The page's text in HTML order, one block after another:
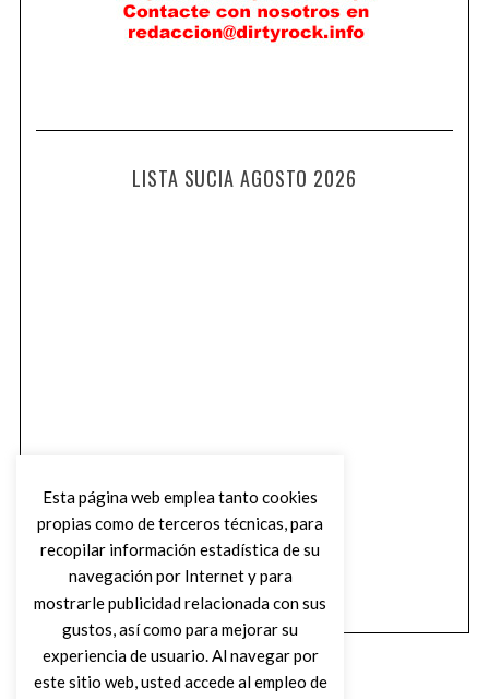
LISTA SUCIA AGOSTO 2026
Esta página web emplea tanto cookies
propias como de terceros técnicas, para
recopilar información estadística de su
navegación por Internet y para
mostrarle publicidad relacionada con sus
gustos, así como para mejorar su
experiencia de usuario. Al navegar por
este sitio web, usted accede al empleo de